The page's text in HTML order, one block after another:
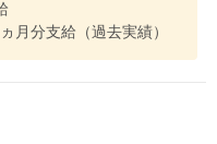
分支給（過去実績）